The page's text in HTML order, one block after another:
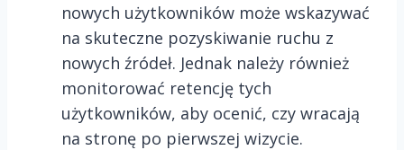
nowych użytkowników może wskazywać
na skuteczne pozyskiwanie ruchu z
nowych źródeł. Jednak należy również
monitorować retencję tych
użytkowników, aby ocenić, czy wracają
na stronę po pierwszej wizycie.